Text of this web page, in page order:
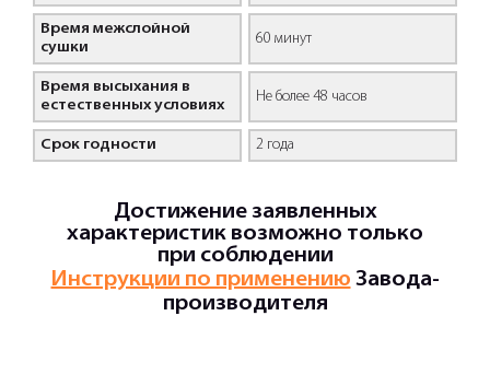
Время межслойной
сушки
60 минут
Время высыхания в
естественных условиях
Не более 48 часов
Срок годности 2 года
Достижение заявленных
характеристик возможно только
при соблюдении
Инструкции по применению Завода-
производителя